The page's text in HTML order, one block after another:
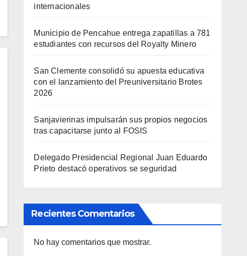
internacionales
Municipio de Pencahue entrega zapatillas a 781
estudiantes con recursos del Royalty Minero
San Clemente consolidó su apuesta educativa
con el lanzamiento del Preuniversitario Brotes
2026
Sanjavierinas impulsarán sus propios negocios
tras capacitarse junto al FOSIS
Delegado Presidencial Regional Juan Eduardo
Prieto destacó operativos se seguridad
Recientes Comentarios
No hay comentarios que mostrar.